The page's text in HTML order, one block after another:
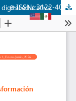
educativa
e-ISSN: 3122-4016